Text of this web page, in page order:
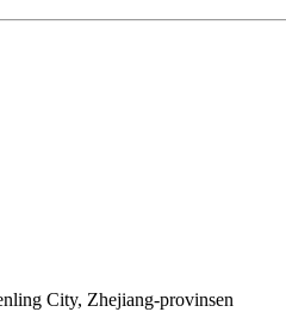
City, Zhejiang-provinsen